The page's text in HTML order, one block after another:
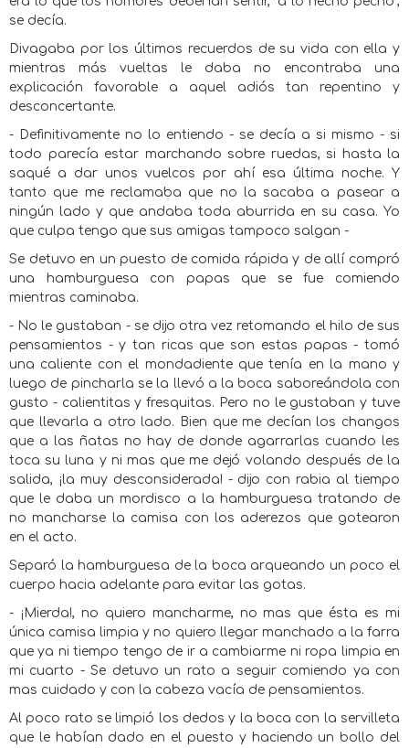
se decía.
Divagaba por los últimos recuerdos de su vida con ella y
mientras más vueltas le daba no encontraba una
explicación favorable a aquel adiós tan repentino y
desconcertante.
- Definitivamente no lo entiendo - se decía a si mismo - si
todo parecía estar marchando sobre ruedas, si hasta la
saqué a dar unos vuelcos por ahí esa última noche. Y
tanto que me reclamaba que no la sacaba a pasear a
ningún lado y que andaba toda aburrida en su casa. Yo
que culpa tengo que sus amigas tampoco salgan -
Se detuvo en un puesto de comida rápida y de allí compró
una hamburguesa con papas que se fue comiendo
mientras caminaba.
- No le gustaban - se dijo otra vez retomando el hilo de sus
pensamientos - y tan ricas que son estas papas - tomó
una caliente con el mondadiente que tenía en la mano y
luego de pincharla se la llevó a la boca saboreándola con
gusto - calientitas y fresquitas. Pero no le gustaban y tuve
que llevarla a otro lado. Bien que me decían los changos
que a las ñatas no hay de donde agarrarlas cuando les
toca su luna y ni mas que me dejó volando después de la
salida, ¡la muy desconsiderada! - dijo con rabia al tiempo
que le daba un mordisco a la hamburguesa tratando de
no mancharse la camisa con los aderezos que gotearon
en el acto.
Separó la hamburguesa de la boca arqueando un poco el
cuerpo hacia adelante para evitar las gotas.
- ¡Mierda!, no quiero mancharme, no mas que ésta es mi
única camisa limpia y no quiero llegar manchado a la farra
que ya ni tiempo tengo de ir a cambiarme ni ropa limpia en
mi cuarto - Se detuvo un rato a seguir comiendo ya con
mas cuidado y con la cabeza vacía de pensamientos.
Al poco rato se limpió los dedos y la boca con la servilleta
que le habían dado en el puesto y haciendo un bollo del